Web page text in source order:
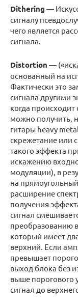
Dithering —
сигналу
чего является
сигнала.
Distortion —
основанный на
Фактически это
сигнала другими
когда происходит
можно получить,
гитары heavy
скрежетание или
такого эффекта
искажению
модуляции), в
на
расширение
получения
сигнал
преобразованию
который имеет
верхний. Если
превышает
выход блока без
выше порогового
сигнал до